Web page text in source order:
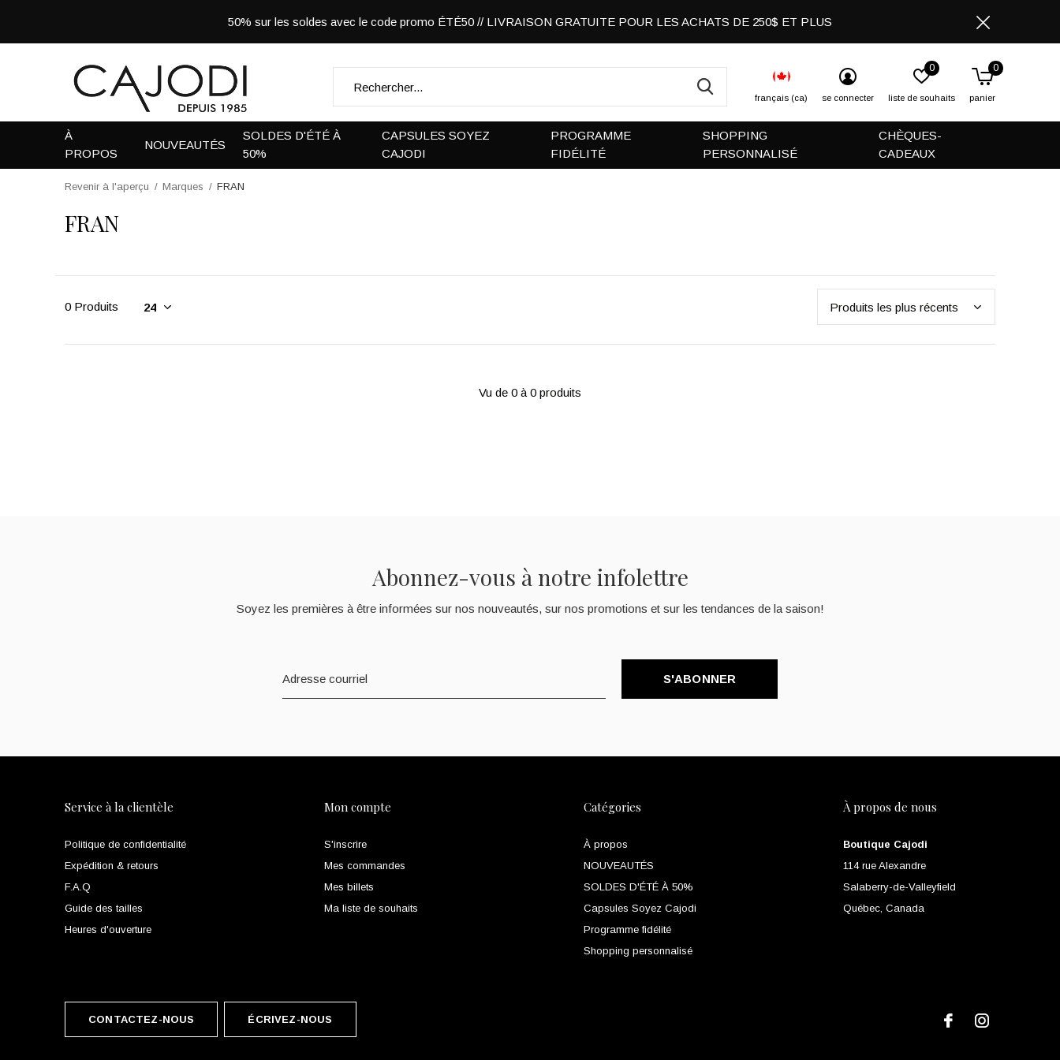
À
PROPOS
NOUVEAUTÉS
SOLDES D'ÉTÉ À
50%
CAPSULES SOYEZ
CAJODI
PROGRAMME
FIDÉLITÉ
SHOPPING
PERSONNALISÉ
CHÈQUES-
CADEAUX
français (ca) se connecter liste de souhaits
0
panier
0
50% sur les soldes avec le code promo ÉTÉ50 // LIVRAISON GRATUITE POUR LES ACHATS DE 250$ ET PLUS
Revenir à l'aperçu Marques FRAN
FRAN
0 Produits
Vu de 0 à 0 produits
Abonnez-vous à notre infolettre
Soyez les premières à être informées sur nos nouveautés, sur nos promotions et sur les tendances de la saison!
S'ABONNER
Service à la clientèle
Politique de confidentialité
Expédition & retours
F.A.Q
Guide des tailles
Heures d'ouverture
Mon compte
S'inscrire
Mes commandes
Mes billets
Ma liste de souhaits
Catégories
À propos
NOUVEAUTÉS
SOLDES D'ÉTÉ À 50%
Capsules Soyez Cajodi
Programme fidélité
Shopping personnalisé
À propos de nous
Boutique Cajodi
114 rue Alexandre
Salaberry-de-Valleyfield
Québec, Canada
CONTACTEZ-NOUS ÉCRIVEZ-NOUS